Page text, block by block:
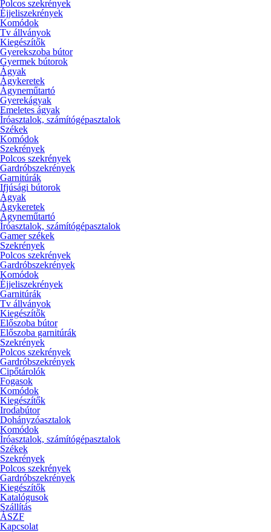
Polcos szekrények
Éjjeliszekrények
Komódok
Tv állványok
Kiegészítők
Gyerekszoba bútor
Gyermek bútorok
Ágyak
Ágykeretek
Ágyneműtartó
Gyerekágyak
Emeletes ágyak
Íróasztalok, számítógépasztalok
Székek
Komódok
Szekrények
Polcos szekrények
Gardróbszekrények
Garnitúrák
Ifjúsági bútorok
Ágyak
Ágykeretek
Ágyneműtartó
Íróasztalok, számítógépasztalok
Gamer székek
Szekrények
Polcos szekrények
Gardróbszekrények
Komódok
Éjjeliszekrények
Garnitúrák
Tv állványok
Kiegészítők
Előszoba bútor
Előszoba garnitúrák
Szekrények
Polcos szekrények
Gardróbszekrények
Cipőtárolók
Fogasok
Komódok
Kiegészítők
Irodabútor
Dohányzóasztalok
Komódok
Íróasztalok, számítógépasztalok
Székek
Szekrények
Polcos szekrények
Gardróbszekrények
Kiegészítők
Katalógusok
Szállítás
ÁSZF
Kapcsolat